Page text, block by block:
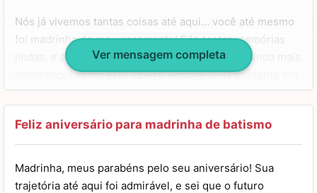
Nós já vivemos tantas coisas até aqui… você até mesmo
foi madrinha do meu casamento! São tantas memórias
lindas, e espero que no futuro possamos criar ainda mais
lembranças como esta. Quero sempre tê-la presente em
minha vida.
Nesta data, o que quero desejar é que você sempre
tenha saúde, paz, amor e sorte em sua caminhada. Que
bênçãos. Tenha um feliz aniversário! Beijos!
Ver mensagem completa
Feliz aniversário para madrinha de batismo
Madrinha, meus parabéns pelo seu aniversário! Sua
trajetória até aqui foi admirável, e sei que o futuro